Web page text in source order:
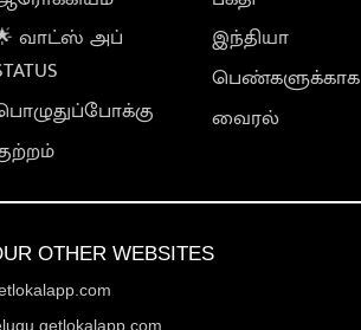
வாட்ஸ் அப்
இந்தியா
பெண்களுக்காக
வைரல்
OTHER WEBSITES